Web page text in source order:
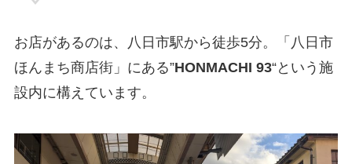
お店があるのは、八日市駅から徒歩5分。「八日市
ほんまち商店街」にある”HONMACHI 93“という施
設内に構えています。